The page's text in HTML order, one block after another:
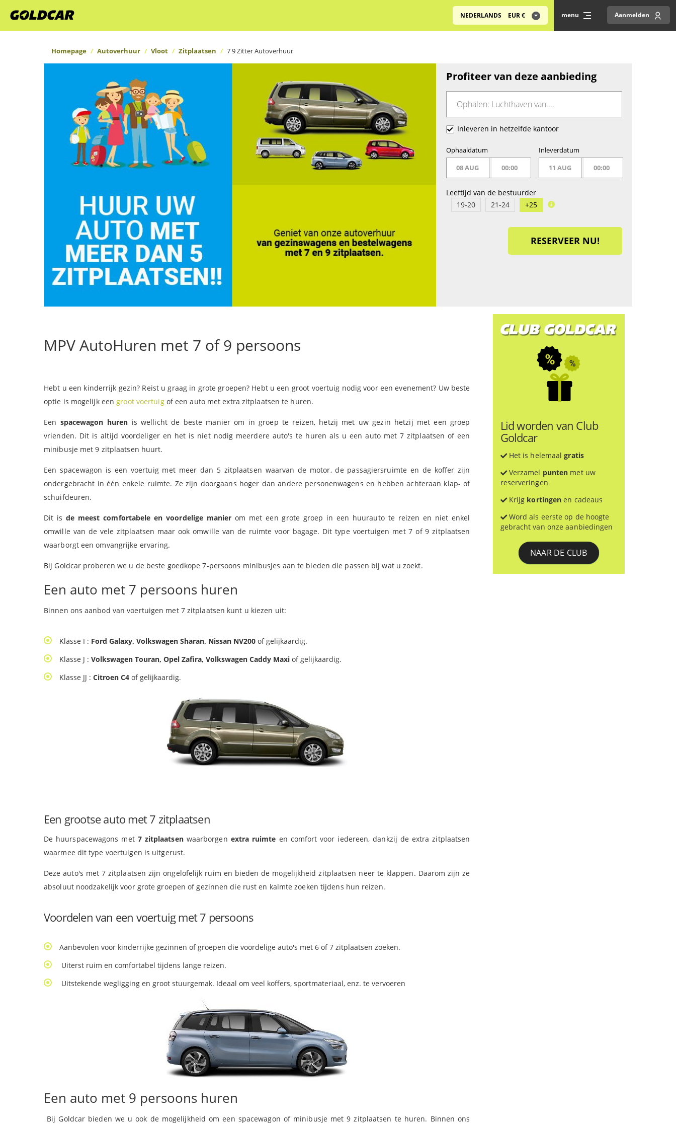
menu Aanmelden
NEDERLANDS EUR€
Homepage Autoverhuur Vloot Zitplaatsen 7 9 Zitter Autoverhuur
Profiteer van deze aanbieding
Inleveren in hetzelfde kantoor
Ophaaldatum
08 AUG
00:00
Inleverdatum
11 AUG
00:00
Leeftijd van de bestuurder
19-20
21-24 +25
RESERVEER NU!
MPV AutoHuren met 7 of 9 persoons
Hebt u een kinderrijk gezin? Reist u graag in grote groepen? Hebt u een groot voertuig nodig voor een evenement? Uw beste
optie is mogelijk eengroot voertuigof een auto met extra zitplaatsen te huren.
Een spacewagon huren is wellicht de beste manier om in groep te reizen, hetzij met uw gezin hetzij met een groep
vrienden. Dit is altijd voordeliger en het is niet nodig meerdere auto's te huren als u een auto met 7 zitplaatsen of een
minibusje met 9 zitplaatsen huurt.
Een spacewagon is een voertuig met meer dan 5 zitplaatsen waarvan de motor, de passagiersruimte en de koffer zijn
ondergebracht in één enkele ruimte. Ze zijn doorgaans hoger dan andere personenwagens en hebben achteraan klap- of
schuifdeuren.
Dit isde meest comfortabele en voordelige manier om met een grote groep in een huurauto te reizen en niet enkel
omwille van de vele zitplaatsen maar ook omwille van de ruimte voor bagage. Dit type voertuigen met 7 of 9 zitplaatsen
waarborgt een omvangrijke ervaring.
Bij Goldcar proberen we u de beste goedkope 7-persoons minibusjes aan te bieden die passen bij wat u zoekt.
Een auto met 7 persoons huren
Binnen ons aanbod van voertuigen met 7 zitplaatsen kunt u kiezen uit:
Klasse I : Ford Galaxy, Volkswagen Sharan, Nissan NV200 of gelijkaardig.
Klasse J : Volkswagen Touran, Opel Zafira, Volkswagen Caddy Maxi of gelijkaardig.
Klasse JJ : Citroen C4 of gelijkaardig.
Een grootse auto met 7 zitplaatsen
De huurspacewagons met 7 zitplaatsenwaarborgen extra ruimte en comfort voor iedereen, dankzij de extra zitplaatsen
waarmee dit type voertuigen is uitgerust.
Deze auto's met 7 zitplaatsen zijn ongelofelijk ruim en bieden de mogelijkheid zitplaatsen neer te klappen. Daarom zijn ze
absoluut noodzakelijk voor grote groepen of gezinnen die rust en kalmte zoeken tijdens hun reizen.
Voordelen van een voertuig met 7 persoons
Aanbevolen voor kinderrijke gezinnen of groepen die voordelige auto's met 6 of 7 zitplaatsen zoeken.
Uiterst ruim en comfortabel tijdens lange reizen.
Uitstekende wegligging en groot stuurgemak. Ideaal om veel koffers, sportmateriaal, enz. te vervoeren
Een auto met 9 persoons huren
Bij Goldcar bieden we u ook de mogelijkheid om een spacewagon of minibusje met 9 zitplaatsen te huren. Binnen ons
Lid worden van Club
Goldcar
Het is helemaalgratis
Verzamel punten met uw
reserveringen
Krijg kortingen en cadeaus
Word als eerste op de hoogte
gebracht van onze aanbiedingen
NAAR DE CLUB